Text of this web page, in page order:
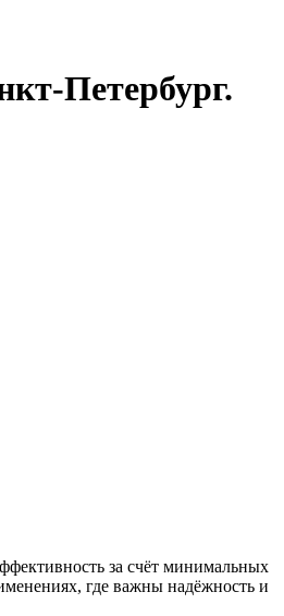
Петербург.
за счёт минимальных
где важны надёжность и